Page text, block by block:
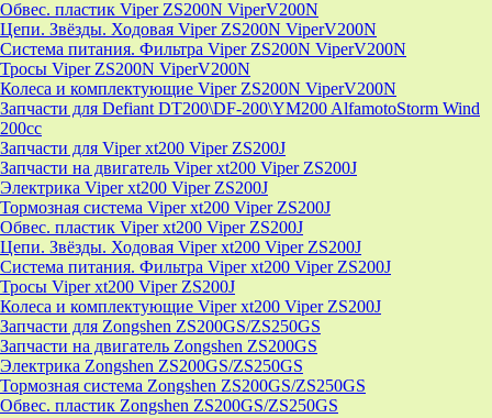
Обвес. пластик Viper ZS200N ViperV200N
Цепи. Звёзды. Ходовая Viper ZS200N ViperV200N
Система питания. Фильтра Viper ZS200N ViperV200N
Тросы Viper ZS200N ViperV200N
Колеса и комплектующие Viper ZS200N ViperV200N
Запчасти для Defiant DT200\DF-200\YM200 AlfamotoStorm Wind
200cc
Запчасти для Viper xt200 Viper ZS200J
Запчасти на двигатель Viper xt200 Viper ZS200J
Электрика Viper xt200 Viper ZS200J
Тормозная система Viper xt200 Viper ZS200J
Обвес. пластик Viper xt200 Viper ZS200J
Цепи. Звёзды. Ходовая Viper xt200 Viper ZS200J
Система питания. Фильтра Viper xt200 Viper ZS200J
Тросы Viper xt200 Viper ZS200J
Колеса и комплектующие Viper xt200 Viper ZS200J
Запчасти для Zongshen ZS200GS/ZS250GS
Запчасти на двигатель Zongshen ZS200GS
Электрика Zongshen ZS200GS/ZS250GS
Тормозная система Zongshen ZS200GS/ZS250GS
Обвес. пластик Zongshen ZS200GS/ZS250GS